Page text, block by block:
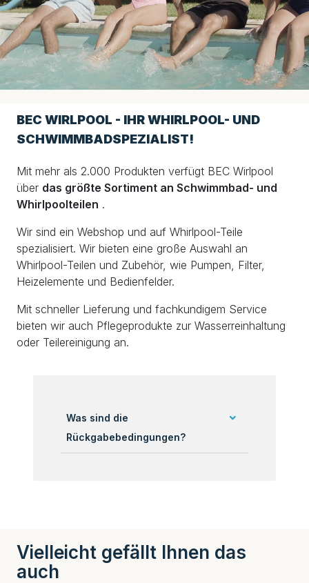
BEC WIRLPOOL - IHR WHIRLPOOL- UND
SCHWIMMBADSPEZIALIST!
Mit mehr als 2.000 Produkten verfügt BEC Wirlpool
über das größte Sortiment an Schwimmbad- und
Whirlpoolteilen .
Wir sind ein Webshop und auf Whirlpool-Teile
spezialisiert. Wir bieten eine große Auswahl an
Whirlpool-Teilen und Zubehör, wie Pumpen, Filter,
Heizelemente und Bedienfelder.
Mit schneller Lieferung und fachkundigem Service
bieten wir auch Pflegeprodukte zur Wasserreinhaltung
oder Teilereinigung an.
Was sind die
Rückgabebedingungen?
Vielleicht gefällt Ihnen das
auch